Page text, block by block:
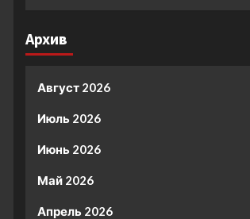
Архив
Август 2026
Июль 2026
Июнь 2026
Май 2026
Апрель 2026